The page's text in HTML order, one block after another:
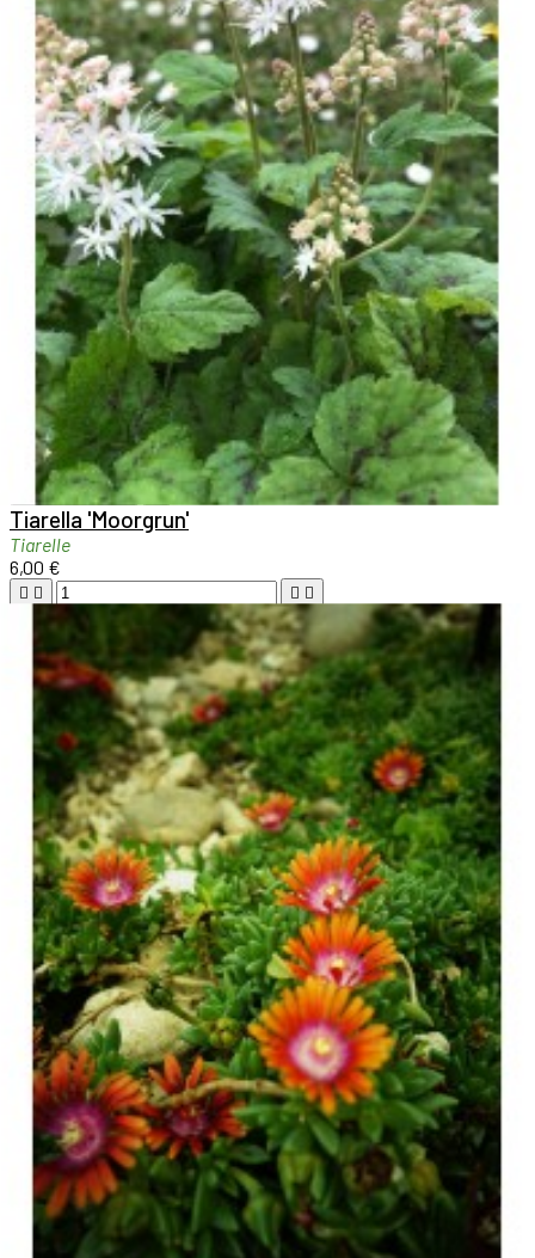
Aperçu rapide
Tiarella 'Moorgrun'
Tiarelle
6,00 €
   
Ajouter au panier